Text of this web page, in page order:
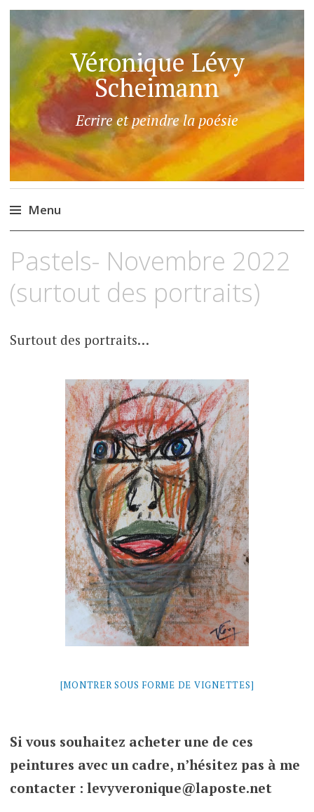
Véronique Lévy
Scheimann
Ecrire et peindre la poésie
Menu
au
principal
Pastels- Novembre 2022
(surtout des portraits)
Surtout des portraits…
[MONTRER SOUS FORME DE VIGNETTES]
Si vous souhaitez acheter une de ces
peintures avec un cadre, n’hésitez pas à me
contacter : levyveronique@laposte.net